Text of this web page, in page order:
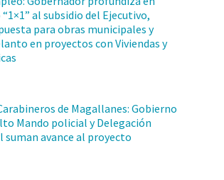
al subsidio del Ejecutivo,
para obras municipales y
en proyectos con Viviendas y
de Magallanes: Gobierno
Mando policial y Delegación
suman avance al proyecto